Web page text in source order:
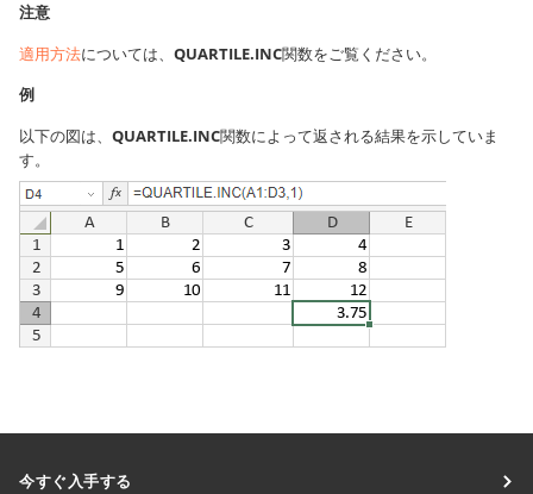
注意
適用方法については、 QUARTILE.INC関数をご覧ください。
例
以下の図は、 QUARTILE.INC関数によって返される結果を示していま
す。
今すぐ入手する